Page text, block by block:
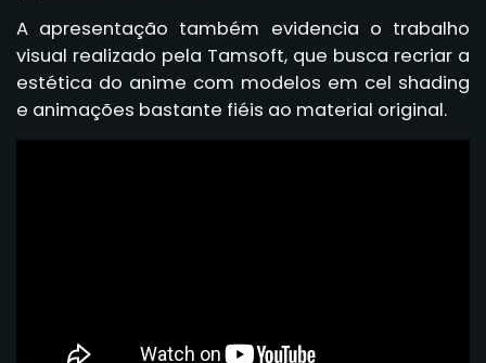
A apresentação também evidencia o trabalho
visual realizado pela Tamsoft, que busca recriar a
estética do anime com modelos em cel shading
e animações bastante fiéis ao material original.